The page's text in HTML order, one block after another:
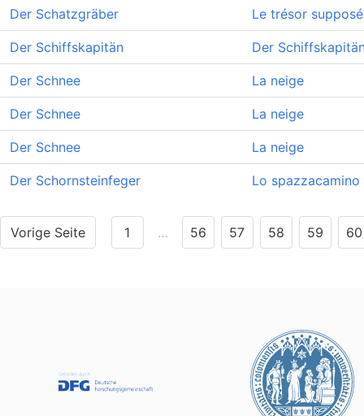
Der Schatzgräber Le trésor supposé
Der Schiffskapitän Der
Der Schnee La neige
Der Schnee La neige
Der Schnee La neige
Der Schornsteinfeger Lo spazzacamino
Vorige Seite 1 … 56 57 58 59 60